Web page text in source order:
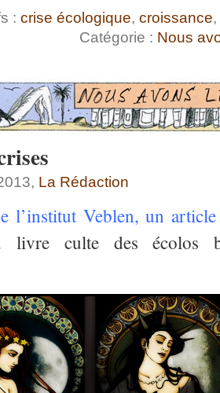
: crise écologique, croissance,
Catégorie : Nous
La Rédaction
l’institut Veblen, un
livre culte des écolos